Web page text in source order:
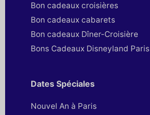
Bon cadeaux croisières
Bon cadeaux cabarets
Bon cadeaux Dîner-Croisière
Bons Cadeaux Disneyland Paris
Dates Spéciales
Nouvel An à Paris